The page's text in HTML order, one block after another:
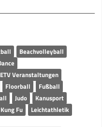
Beachvolleyball
ETV Veranstaltungen
Floorball
Fußball
Judo
Kanusport
Kung Fu
Leichtathletik